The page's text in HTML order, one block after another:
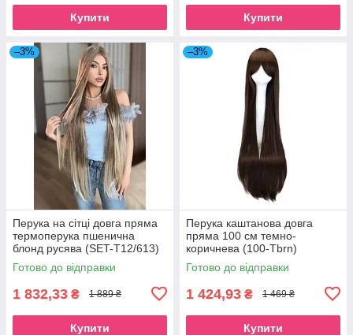
Купити Купити
–3%
Перука на сітці довга пряма
термоперука пшенична
блонд русява (SET-T12/613)
Готово до відправки
1 832,33 ₴ 1 889 ₴
Купити
–3%
Перука каштанова довга
пряма 100 см темно-
коричнева (100-Tbrn)
Готово до відправки
1 424,93 ₴ 1 469 ₴
Купити